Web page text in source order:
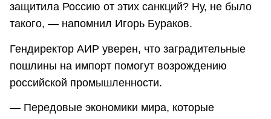
защитила Россию от этих санкций? Ну, не было
такого, — напомнил Игорь Бураков.
Гендиректор АИР уверен, что заградительные
пошлины на импорт помогут возрождению
российской промышленности.
— Передовые экономики мира, которые